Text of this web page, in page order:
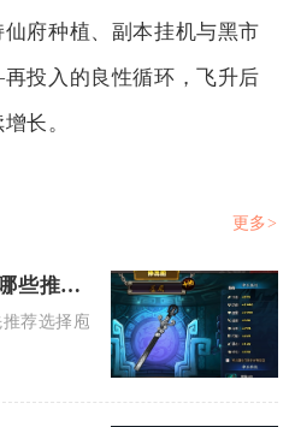
府种植、副本挂机与黑市
投入的良性循环，飞升后
长。
更多>
秦时明月手游中有哪些推荐的副职业
荐选择庖厨、乐师、影密卫三大副